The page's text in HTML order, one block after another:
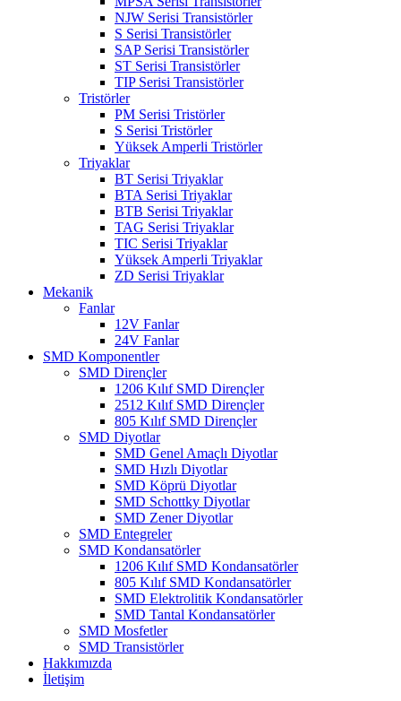
NJW Serisi Transistörler
S Serisi Transistörler
SAP Serisi Transistörler
ST Serisi Transistörler
TIP Serisi Transistörler
Tristörler
PM Serisi Tristörler
S Serisi Tristörler
Yüksek Amperli Tristörler
Triyaklar
BT Serisi Triyaklar
BTA Serisi Triyaklar
BTB Serisi Triyaklar
TAG Serisi Triyaklar
TIC Serisi Triyaklar
Yüksek Amperli Triyaklar
ZD Serisi Triyaklar
Mekanik
Fanlar
12V Fanlar
24V Fanlar
SMD Komponentler
SMD Dirençler
1206 Kılıf SMD Dirençler
2512 Kılıf SMD Dirençler
805 Kılıf SMD Dirençler
SMD Diyotlar
SMD Genel Amaçlı Diyotlar
SMD Hızlı Diyotlar
SMD Köprü Diyotlar
SMD Schottky Diyotlar
SMD Zener Diyotlar
SMD Entegreler
SMD Kondansatörler
1206 Kılıf SMD Kondansatörler
805 Kılıf SMD Kondansatörler
SMD Elektrolitik Kondansatörler
SMD Tantal Kondansatörler
SMD Mosfetler
SMD Transistörler
Hakkımızda
İletişim